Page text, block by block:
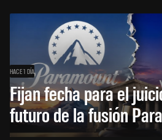
HACE 1 DÍA
Fijan fecha para el
futuro de la fusión